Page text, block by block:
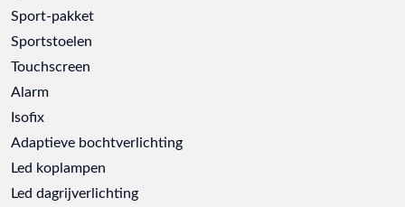
Sport-pakket
Sportstoelen
Touchscreen
Alarm
Isofix
Adaptieve bochtverlichting
Led koplampen
Led dagrijverlichting